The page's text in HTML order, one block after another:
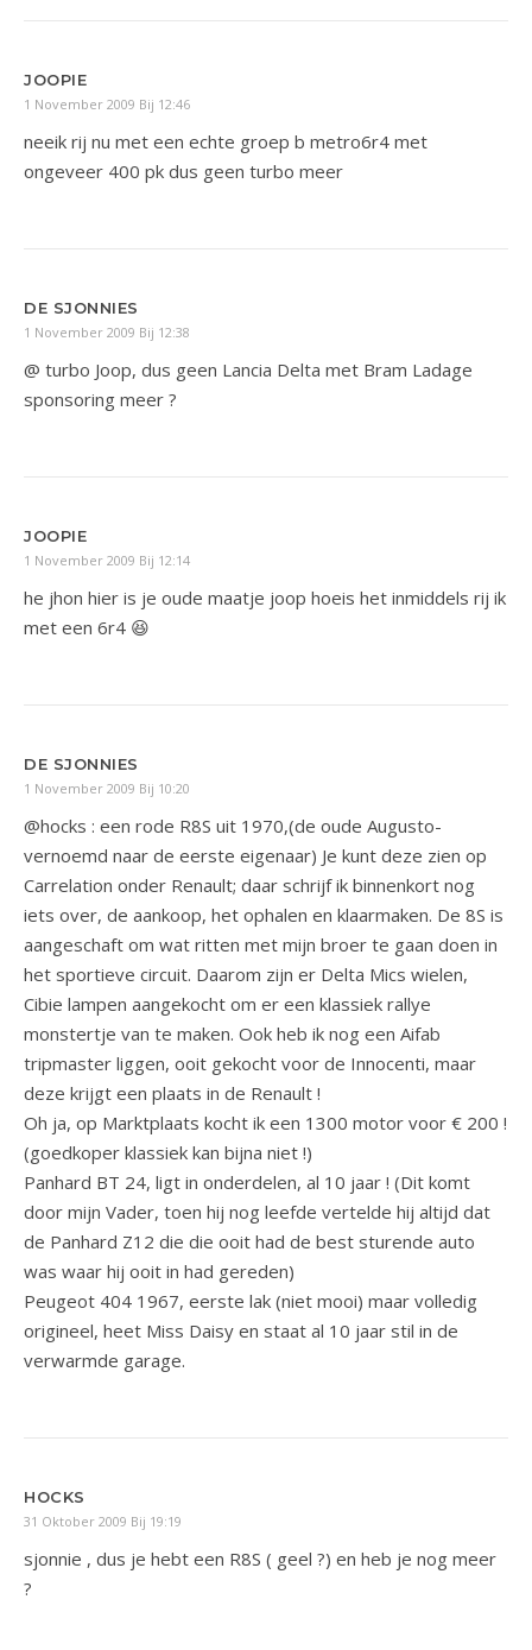
JOOPIE
1 November 2009 Bij 12:46
neeik rij nu met een echte groep b metro6r4 met
ongeveer 400 pk dus geen turbo meer
DE SJONNIES
1 November 2009 Bij 12:38
@ turbo Joop, dus geen Lancia Delta met Bram Ladage
sponsoring meer ?
JOOPIE
1 November 2009 Bij 12:14
he jhon hier is je oude maatje joop hoeis het inmiddels rij ik
met een 6r4 😆
DE SJONNIES
1 November 2009 Bij 10:20
@hocks : een rode R8S uit 1970,(de oude Augusto-
vernoemd naar de eerste eigenaar) Je kunt deze zien op
Carrelation onder Renault; daar schrijf ik binnenkort nog
iets over, de aankoop, het ophalen en klaarmaken. De 8S is
aangeschaft om wat ritten met mijn broer te gaan doen in
het sportieve circuit. Daarom zijn er Delta Mics wielen,
Cibie lampen aangekocht om er een klassiek rallye
monstertje van te maken. Ook heb ik nog een Aifab
tripmaster liggen, ooit gekocht voor de Innocenti, maar
deze krijgt een plaats in de Renault !
Oh ja, op Marktplaats kocht ik een 1300 motor voor € 200 !
(goedkoper klassiek kan bijna niet !)
Panhard BT 24, ligt in onderdelen, al 10 jaar ! (Dit komt
door mijn Vader, toen hij nog leefde vertelde hij altijd dat
de Panhard Z12 die die ooit had de best sturende auto
was waar hij ooit in had gereden)
Peugeot 404 1967, eerste lak (niet mooi) maar volledig
origineel, heet Miss Daisy en staat al 10 jaar stil in de
verwarmde garage.
HOCKS
31 Oktober 2009 Bij 19:19
sjonnie , dus je hebt een R8S ( geel ?) en heb je nog meer
?